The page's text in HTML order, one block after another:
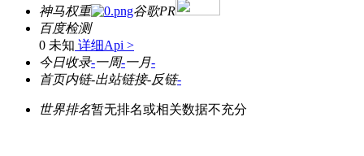
神马权重
谷歌PR
百度检测
0 未知 详细Api >
今日收录-一周-一月-
首页内链-出站链接-反链-
世界排名暂无排名或相关数据不充分